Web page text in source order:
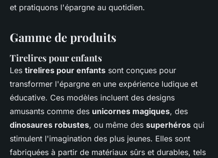
et pratiquons l'épargne au quotidien.
Gamme de produits
Tirelires pour enfants
Les tirelires pour enfants sont conçues pour
transformer l'épargne en une expérience ludique et
éducative. Ces modèles incluent des designs
amusants comme des unicornes magiques, des
dinosaures robustes, ou même des superhéros qui
stimulent l'imagination des plus jeunes. Elles sont
fabriquées à partir de matériaux sûrs et durables, tels